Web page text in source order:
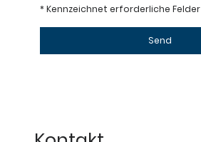
* Kennzeichnet erforderliche Felder
Send